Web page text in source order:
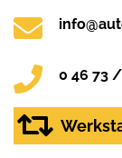
0 46 73